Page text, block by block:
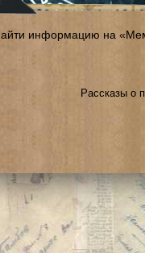
информацию на
Рассказы о